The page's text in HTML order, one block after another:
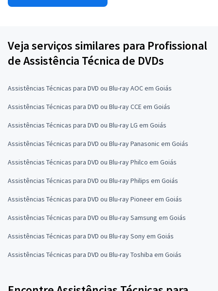
Veja serviços similares para Profissional
de Assistência Técnica de DVDs
Assistências Técnicas para DVD ou Blu-ray AOC em Goiás
Assistências Técnicas para DVD ou Blu-ray CCE em Goiás
Assistências Técnicas para DVD ou Blu-ray LG em Goiás
Assistências Técnicas para DVD ou Blu-ray Panasonic em Goiás
Assistências Técnicas para DVD ou Blu-ray Philco em Goiás
Assistências Técnicas para DVD ou Blu-ray Philips em Goiás
Assistências Técnicas para DVD ou Blu-ray Pioneer em Goiás
Assistências Técnicas para DVD ou Blu-ray Samsung em Goiás
Assistências Técnicas para DVD ou Blu-ray Sony em Goiás
Assistências Técnicas para DVD ou Blu-ray Toshiba em Goiás